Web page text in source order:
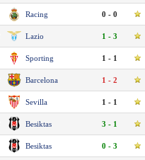
Racing 0 - 0
Lazio 1 - 3
Sporting 1 - 1
Barcelona 1 - 2
Sevilla 1 - 1
Besiktas 3 - 1
Besiktas 0 - 3